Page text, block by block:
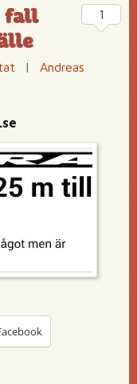
fall
|
Andreas
1